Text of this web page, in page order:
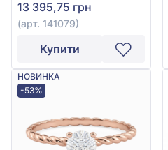
13 395,75 грн
(арт. 141079)
Купити
НОВИНКА
-53%